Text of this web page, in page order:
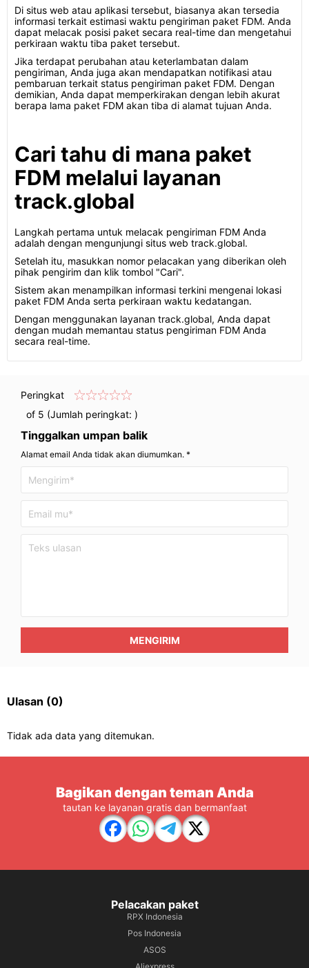
Di situs web atau aplikasi tersebut, biasanya akan tersedia
informasi terkait estimasi waktu pengiriman paket FDM. Anda
dapat melacak posisi paket secara real-time dan mengetahui
perkiraan waktu tiba paket tersebut.
Jika terdapat perubahan atau keterlambatan dalam
pengiriman, Anda juga akan mendapatkan notifikasi atau
pembaruan terkait status pengiriman paket FDM. Dengan
demikian, Anda dapat memperkirakan dengan lebih akurat
berapa lama paket FDM akan tiba di alamat tujuan Anda.
Cari tahu di mana paket
FDM melalui layanan
track.global
Langkah pertama untuk melacak pengiriman FDM Anda
adalah dengan mengunjungi situs web track.global.
Setelah itu, masukkan nomor pelacakan yang diberikan oleh
pihak pengirim dan klik tombol "Cari".
Sistem akan menampilkan informasi terkini mengenai lokasi
paket FDM Anda serta perkiraan waktu kedatangan.
Dengan menggunakan layanan track.global, Anda dapat
dengan mudah memantau status pengiriman FDM Anda
secara real-time.
Peringkat
of 5 (Jumlah peringkat: )
Tinggalkan umpan balik
Alamat email Anda tidak akan diumumkan. *
MENGIRIM
Ulasan (0)
Tidak ada data yang ditemukan.
Bagikan dengan teman Anda
tautan ke layanan gratis dan bermanfaat
Pelacakan paket
RPX Indonesia
Pos Indonesia
ASOS